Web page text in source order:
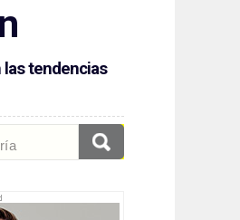
las tendencias